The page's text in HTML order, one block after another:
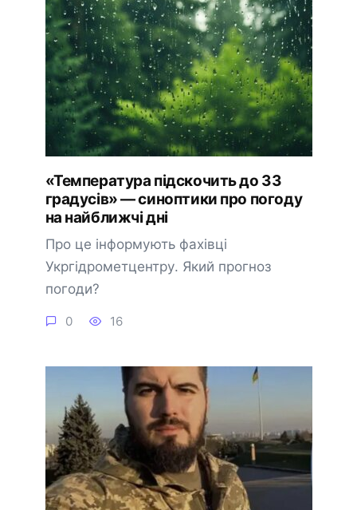
«Температура підскочить до 33
градусів» — синоптики про погоду
на найближчі дні
Про це інформують фахівці
Укргідрометцентру. Який прогноз
погоди?
0 16